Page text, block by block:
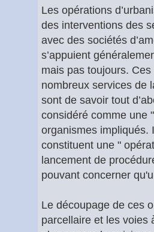
Les opérations
des interventions des
avec des sociétés
s’appuient
mais pas toujours.
nombreux services de
sont de savoir tout
considéré comme une
organismes impliqués.
constituent une "
lancement de
pouvant concerner
Le découpage de ces
parcellaire et les voies